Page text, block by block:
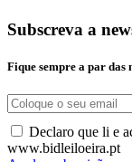
Subscreva a
Fique sempre a par das
Declaro que li e
www.bidleiloeira.pt